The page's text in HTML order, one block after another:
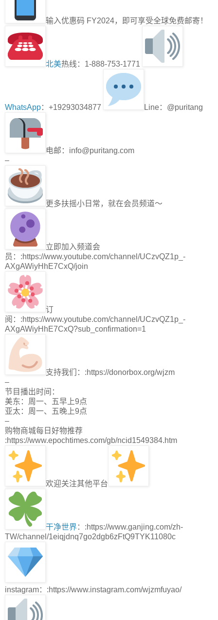
输入优惠码 FY2024，即可享受全球免费邮寄！
北美热线：1-888-753-1771
WhatsApp：+19293034877 Line：@puritang
电邮：info@puritang.com
–
更多扶摇小日常，就在会员频道～
立即加入频道会
员：:https://www.youtube.com/channel/UCzvQZ1p_-
AXgAWiyHhE7CxQ/join
订
阅：:https://www.youtube.com/channel/UCzvQZ1p_-
AXgAWiyHhE7CxQ?sub_confirmation=1
支持我们：:https://donorbox.org/wjzm
–
节目播出时间：
美东：周一、五早上9点
亚太：周一、五晚上9点
–
购物商城每日好物推荐
:https://www.epochtimes.com/gb/ncid1549384.htm
欢迎关注其他平台
干净世界 ：:https://www.ganjing.com/zh-
TW/channel/1eiqjdnq7go2dgb6zFtQ9TYK11080c
instagram：:https://www.instagram.com/wjzmfuyao/